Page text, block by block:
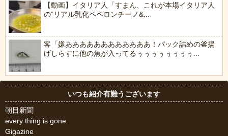
【動画】イタリア人「すまん、これが本場イタリア人
の”リアル乳化ペペロンチーノ&...
客「嫌ああああああああああああ！パック詰めの釜揚
げしらすに他の魚が入ってるぅぅぅぅぅぅぅぅ...
いつも紹介有難うございます
朝目新聞
every thing is gone
Gigazine